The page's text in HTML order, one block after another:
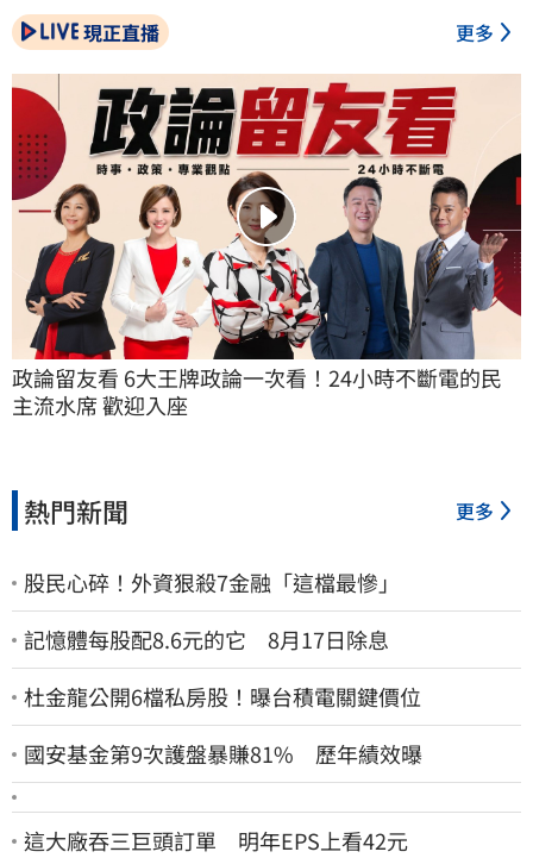
現正直播 更多
政論留友看 6大王牌政論一次看！24小時不斷電的民
主流水席 歡迎入座
熱門新聞 更多
股民心碎！外資狠殺7金融「這檔最慘」
記憶體每股配8.6元的它 8月17日除息
杜金龍公開6檔私房股！曝台積電關鍵價位
國安基金第9次護盤暴賺81% 歷年績效曝
這大廠吞三巨頭訂單 明年EPS上看42元